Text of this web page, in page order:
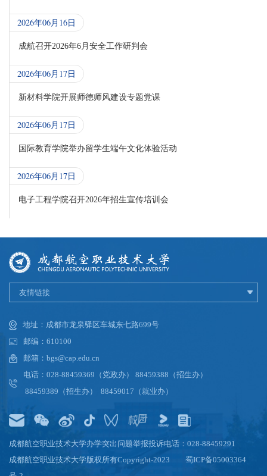
2026年06月16日
成航召开2026年6月安全工作研判会
2026年06月17日
新材料学院开展师德师风建设专题党课
2026年06月17日
国际教育学院举办留学生端午文化体验活动
2026年06月17日
电子工程学院召开2026年招生宣传培训会
友情链接
地址：成都市龙泉驿区车城东七路699号
邮编：610100
邮箱：bgs@cap.edu.cn
电话：028-88459369（党政办） 88459388（招生办）
88459389（招生办） 88459017（就业办）
成都航空职业技术大学办学突出问题举报投诉电话：028-88459291
成都航空职业技术大学版权所有Copyright-2023 蜀ICP备05003364